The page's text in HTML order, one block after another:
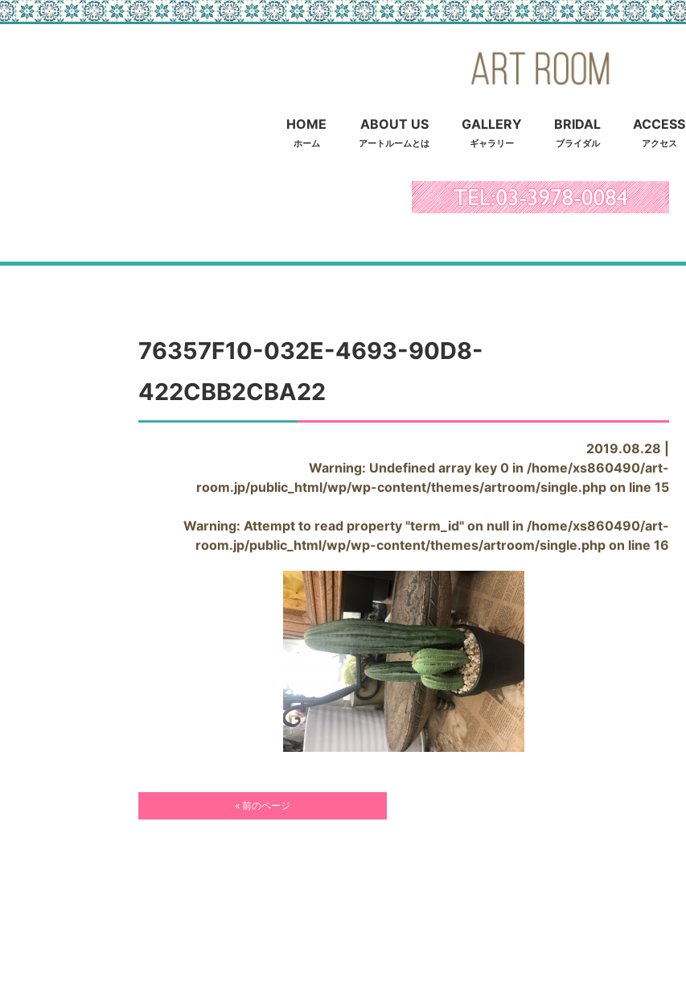
HOME
ホーム
ABOUT US
アートルームとは
GALLERY
ギャラリー
BRIDAL
ブライダル
ACCESS
アクセス
76357F10-032E-4693-90D8-
422CBB2CBA22
2019.08.28 |
Warning: Undefined array key 0 in /home/xs860490/art-
room.jp/public_html/wp/wp-content/themes/artroom/single.php on line 15
Warning: Attempt to read property "term_id" on null in /home/xs860490/art-
room.jp/public_html/wp/wp-content/themes/artroom/single.php on line 16
« 前のページ